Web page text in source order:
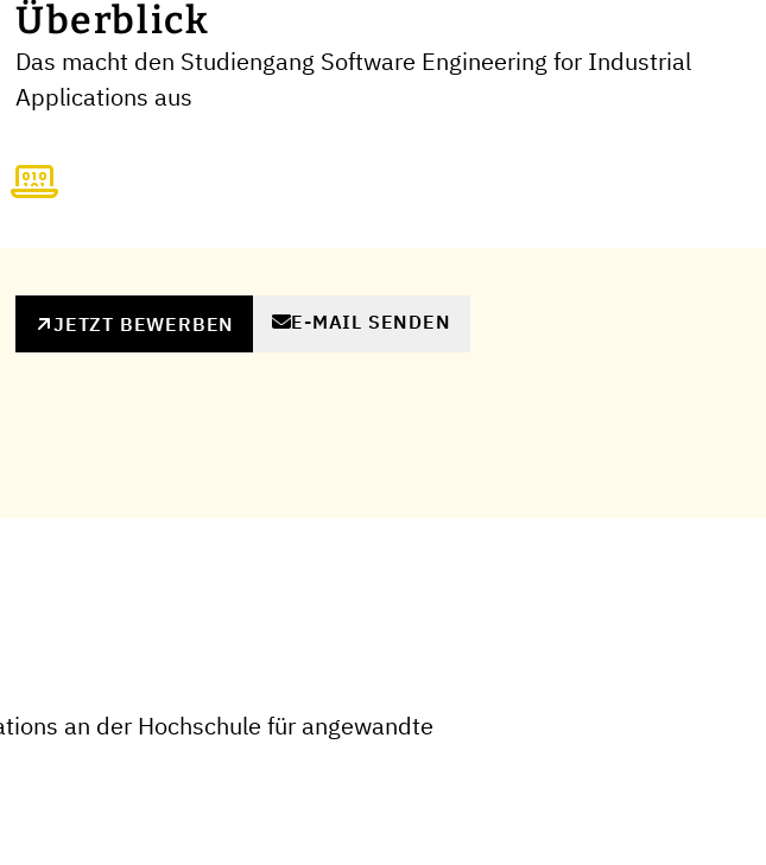
Überblick
Das macht den Studiengang Software Engineering for Industrial
Applications aus
JETZT BEWERBEN E-MAIL SENDEN
an der Hochschule für angewandte